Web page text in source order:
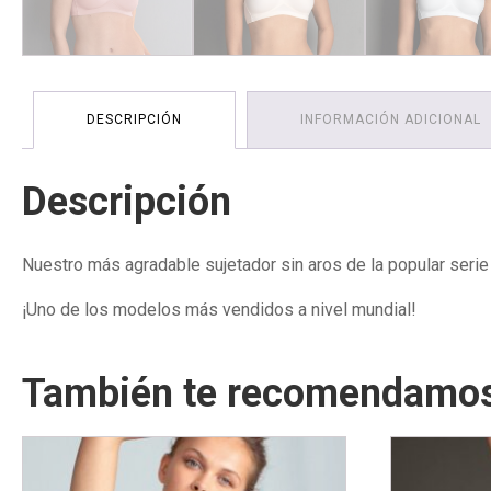
DESCRIPCIÓN INFORMACIÓN ADICIONAL
Descripción
Nuestro más agradable sujetador sin aros de la popular serie
¡Uno de los modelos más vendidos a nivel mundial!
También te
producto